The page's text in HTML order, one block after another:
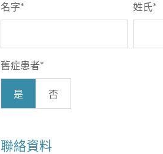
名字* 姓氏*
舊症患者*
是 否
聯絡資料